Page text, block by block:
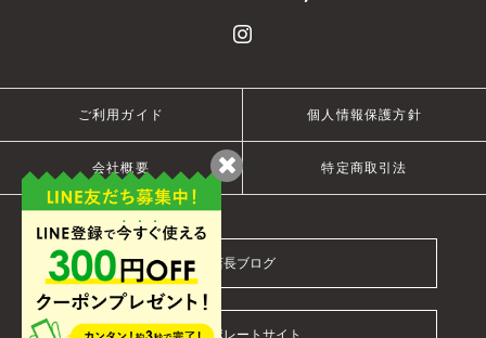
ご利用ガイド 個人情報保護方針
会社概要 特定商取引法
店長ブログ
コーポレートサイト